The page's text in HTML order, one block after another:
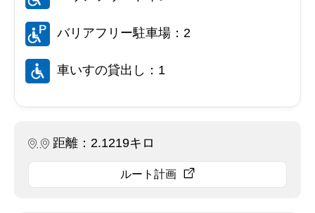
バリアフリー駐車場：2
車いすの貸出し：1
距離：2.1219キロ
ルート計画